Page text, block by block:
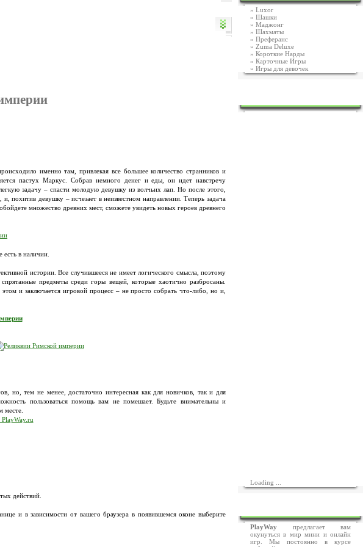
именно там, привлекая все большее количество странников и
пастух Маркус. Собрав немного денег и еды, он идет навстречу
задачу – спасти молодую девушку из волчьих лап. Но после этого,
похитив девушку – исчезает в неизвестном направлении. Теперь задача
множество древних мест, сможете увидеть новых героев древнего
в наличии.
истории. Все случившееся не имеет логического смысла, поэтому
предметы среди горы вещей, которые хаотично разбросаны.
и заключается игровой процесс – не просто собрать что-либо, но и,
но, тем не менее, достаточно интересная как для новичков, так и для
пользоваться помощь вам не помешает. Будьте внимательны и
месте.
действий.
и в зависимости от вашего браузера в появившемся оконе выберите
» Luxor
» Шашки
» Маджонг
» Шахматы
» Преферанс
» Zuma Deluxe
» Короткие Нарды
» Карточные Игры
» Игры для девочек
Loading ...
PlayWay предлагает вам
окунуться в мир мини и онлайн
игр. Мы постоянно в курсе